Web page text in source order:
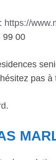
https://
99 00
pas
.